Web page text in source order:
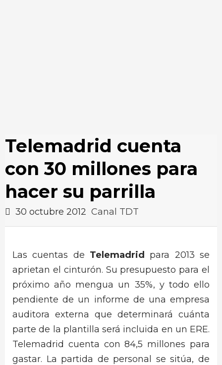
Telemadrid cuenta
con 30 millones para
hacer su parrilla
30 octubre 2012 Canal TDT
Las cuentas de Telemadrid
para 2013 se
aprietan el cinturón. Su presupuesto para el
próximo año mengua un 35%, y todo ello
pendiente de un informe de una empresa
auditora externa que determinará cuánta
parte de la plantilla será incluida en un ERE.
Telemadrid cuenta con 84,5 millones para
gastar. La partida de personal se sitúa, de